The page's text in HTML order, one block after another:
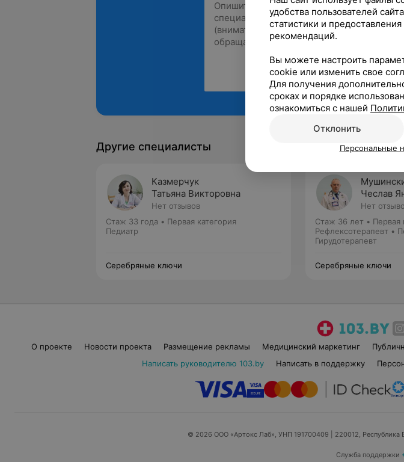
Другие специалисты
Казмерчук
Татьяна Викторовна
Нет отзывов
Стаж 33 года • Первая категория
Педиатр
Серебряные ключи
Чеслав
Нет
Стаж 36 лет • Первая
Рефлексотерапевт •
Гирудотерапевт
Серебряные ключи
О проекте Новости проекта Размещение рекламы Медицинский маркетинг
Написать руководителю 103.by
Написать в поддержку
© 2026 ООО «Артокс Лаб», УНП 191700409 | 220012, Республика
Служба поддержки
удобства пользователей
статистики и
рекомендаций.
Вы можете настроить
cookie или изменить свое
Для получения
сроках и порядке
ознакомиться с нашей
Отклонить
Персональные